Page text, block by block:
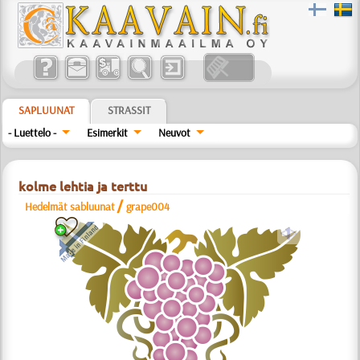
SAPLUUNAT
STRASSIT
- Luettelo -
Esimerkit Neuvot
kolme lehtia ja terttu
Hedelmät sabluunat /grape004
a